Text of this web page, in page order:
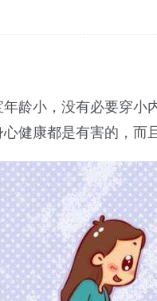
龄小，没有必要穿
健康都是有害的，而